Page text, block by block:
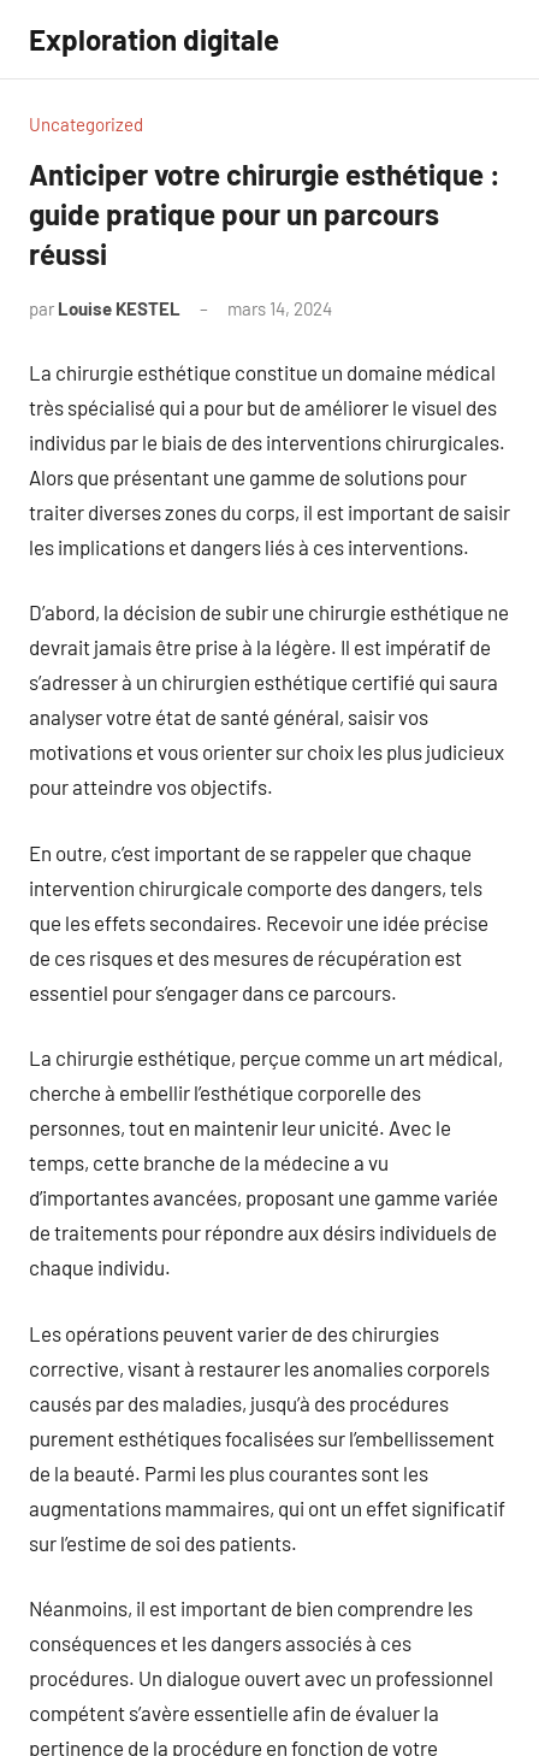
contenu
Exploration digitale
Uncategorized
Anticiper votre chirurgie esthétique :
guide pratique pour un parcours
réussi
par Louise KESTEL mars 14, 2024
La chirurgie esthétique constitue un domaine médical
très spécialisé qui a pour but de améliorer le visuel des
individus par le biais de des interventions chirurgicales.
Alors que présentant une gamme de solutions pour
traiter diverses zones du corps, il est important de saisir
les implications et dangers liés à ces interventions.
D’abord, la décision de subir une chirurgie esthétique ne
devrait jamais être prise à la légère. Il est impératif de
s’adresser à un chirurgien esthétique certifié qui saura
analyser votre état de santé général, saisir vos
motivations et vous orienter sur choix les plus judicieux
pour atteindre vos objectifs.
En outre, c’est important de se rappeler que chaque
intervention chirurgicale comporte des dangers, tels
que les effets secondaires. Recevoir une idée précise
de ces risques et des mesures de récupération est
essentiel pour s’engager dans ce parcours.
La chirurgie esthétique, perçue comme un art médical,
cherche à embellir l’esthétique corporelle des
personnes, tout en maintenir leur unicité. Avec le
temps, cette branche de la médecine a vu
d’importantes avancées, proposant une gamme variée
de traitements pour répondre aux désirs individuels de
chaque individu.
Les opérations peuvent varier de des chirurgies
corrective, visant à restaurer les anomalies corporels
causés par des maladies, jusqu’à des procédures
purement esthétiques focalisées sur l’embellissement
de la beauté. Parmi les plus courantes sont les
augmentations mammaires, qui ont un effet significatif
sur l’estime de soi des patients.
Néanmoins, il est important de bien comprendre les
conséquences et les dangers associés à ces
procédures. Un dialogue ouvert avec un professionnel
compétent s’avère essentielle afin de évaluer la
pertinence de la procédure en fonction de votre